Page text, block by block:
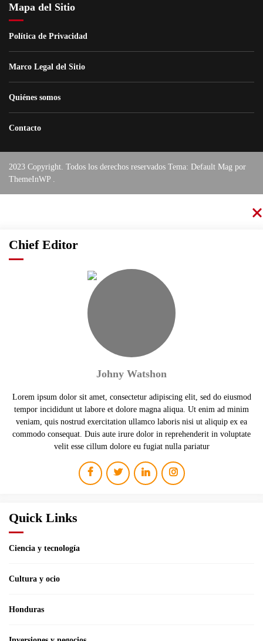
Mapa del Sitio
Política de Privacidad
Marco Legal del Sitio
Quiénes somos
Contacto
2023 Copyright. Todos los derechos reservados Tema: Default Mag por
ThemeInWP
Chief Editor
Johny Watshon
Lorem ipsum dolor sit amet, consectetur adipiscing elit, sed do eiusmod
tempor incididunt ut labore et dolore magna aliqua. Ut enim ad minim
veniam, quis nostrud exercitation ullamco laboris nisi ut aliquip ex ea
commodo consequat. Duis aute irure dolor in reprehenderit in voluptate
velit esse cillum dolore eu fugiat nulla pariatur
Quick Links
Ciencia y tecnología
Cultura y ocio
Honduras